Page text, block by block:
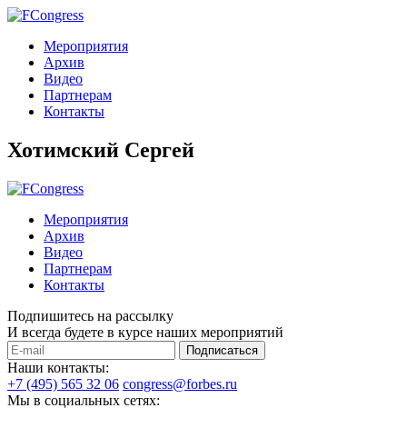
Мероприятия
Архив
Видео
Партнерам
Контакты
Хотимский Сергей
Мероприятия
Архив
Видео
Партнерам
Контакты
Подпишитесь на рассылку
И всегда будете в курсе наших мероприятий
Подписаться
Наши контакты:
+7 (495) 565 32 06 congress@forbes.ru
Мы в социальных сетях: